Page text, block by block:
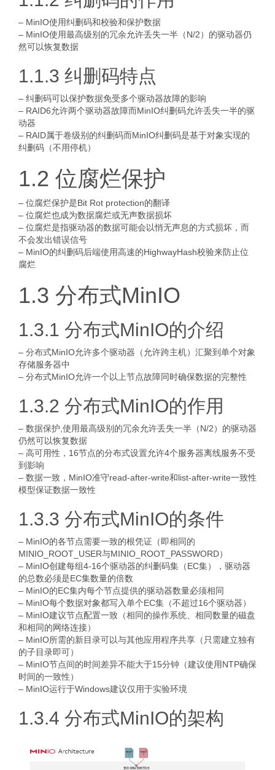
– MinIO使用纠删码和校验和保护数据
– MinIO使用最高级别的冗余允许丢失一半（N/2）的驱动器仍
然可以恢复数据
1.1.3 纠删码特点
– 纠删码可以保护数据免受多个驱动器故障的影响
– RAID6允许两个驱动器故障而MinIO纠删码允许丢失一半的驱
动器
– RAID属于卷级别的纠删码而MinIO纠删码是基于对象实现的
纠删码（不用停机）
1.2 位腐烂保护
– 位腐烂保护是Bit Rot protection的翻译
– 位腐烂也成为数据腐烂或无声数据损坏
– 位腐烂是指驱动器的数据可能会以悄无声息的方式损坏，而
不会发出错误信号
– MinIO的纠删码后端使用高速的HighwayHash校验来防止位
腐烂
1.3 分布式MinIO
1.3.1 分布式MinIO的介绍
– 分布式MinIO允许多个驱动器（允许跨主机）汇聚到单个对象
存储服务器中
– 分布式MinIO允许一个以上节点故障同时确保数据的完整性
1.3.2 分布式MinIO的作用
– 数据保护,使用最高级别的冗余允许丢失一半（N/2）的驱动器
仍然可以恢复数据
– 高可用性，16节点的分布式设置允许4个服务器离线服务不受
到影响
– 数据一致，MinIO准守read-after-write和list-after-write一致性
模型保证数据一致性
1.3.3 分布式MinIO的条件
– MinIO的各节点需要一致的根凭证（即相同的
MINIO_ROOT_USER与MINIO_ROOT_PASSWORD）
– MinIO创建每组4-16个驱动器的纠删码集（EC集），驱动器
的总数必须是EC集数量的倍数
– MinIO的EC集内每个节点提供的驱动器数量必须相同
– MinIO每个数据对象都写入单个EC集（不超过16个驱动器）
– MinIO建议节点配置一致（相同的操作系统、相同数量的磁盘
和相同的网络连接）
– MinIO所需的新目录可以与其他应用程序共享（只需建立独有
的子目录即可）
– MinIO节点间的时间差异不能大于15分钟（建议使用NTP确保
时间的一致性）
– MinIO运行于Windows建议仅用于实验环境
1.3.4 分布式MinIO的架构